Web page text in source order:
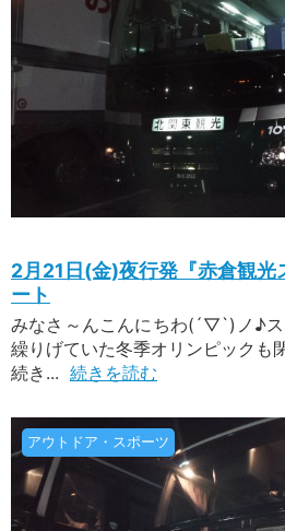
2月21日(金)夜行発『赤倉観光
ート
みなさ～んこんにちわ(´▽`)ノ♪
繰りげていた冬季オリンピックも
続き... 続きを読む
アウトドア・スポーツ